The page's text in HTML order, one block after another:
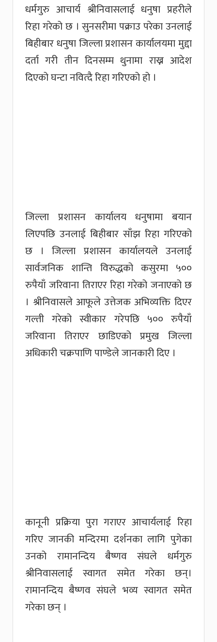
धर्मगुरु आचार्य श्रीनिवासलाई धनुषा प्रहरीले
रिहा गरेको छ । सुनसरीमा पक्राउ परेका उनलाई
बिहीबार धनुषा जिल्ला प्रशासन कार्यालयमा मुद्दा
दर्ता गरी तीन दिनसम्म थुनामा राख्न आदेश
दिएको घन्टा नवित्दै रिहा गरिएको हो ।
जिल्ला प्रशासन कार्यालय धनुषामा बयान
लिएपछि उनलाई बिहीबार साँझ रिहा गरिएको
छ । जिल्ला प्रशासन कार्यालयले उनलाई
सार्वजनिक शान्ति विरुद्धको कसुरमा ५००
रुपैयाँ जरिवाना तिराएर रिहा गरेको जनाएको छ
। श्रीनिवासले आफूले उत्तेजक अभिव्यक्ति दिएर
गल्ती गरेको स्वीकार गरेपछि ५०० रुपैयाँ
जरिवाना तिराएर छाडिएको प्रमुख जिल्ला
अधिकारी चक्रपाणि पाण्डेले जानकारी दिए ।
कानूनी प्रक्रिया पुरा गराएर आचार्यलाई रिहा
गरिए जानकी मन्दिरमा दर्शनका लागि पुगेका
उनको रामानन्दिय बैष्णव संघले धर्मगुरु
श्रीनिवासलाई स्वागत समेत गरेका छन्।
रामानन्दिय बैष्णव संघले भव्य स्वागत समेत
गरेका छन् ।